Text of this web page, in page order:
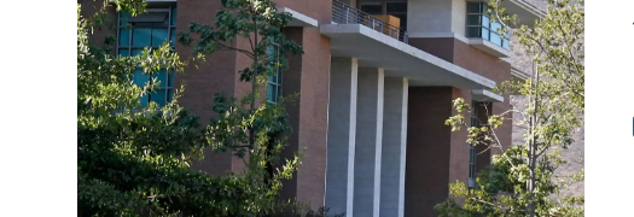
Te puede interesar:International studentsFacultades
Te puede interesar:Explora el campus Uandes Noticias estudiantiles